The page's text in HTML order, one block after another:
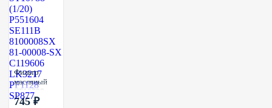
Фильтр
масляный
ST10788
(1/20)
745 ₽